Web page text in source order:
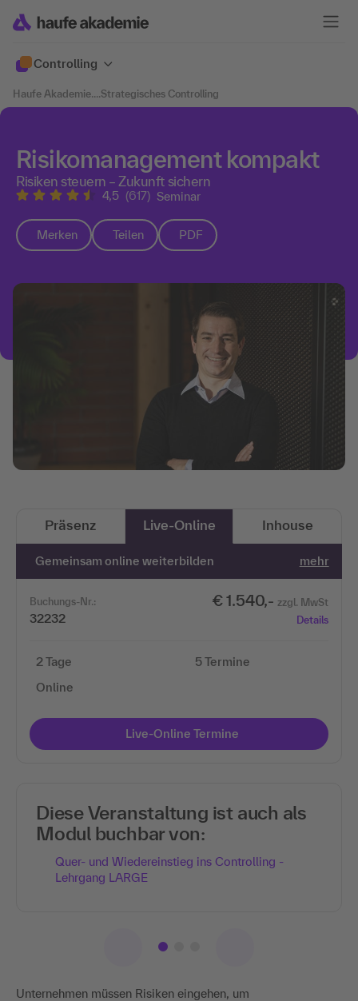
Controlling
Haufe Akademie....Strategisches Controlling
Risikomanagement kompakt
Risiken steuern – Zukunft sichern
4,5 (617) Seminar
Merken Teilen PDF
Unternehmen müssen Risiken eingehen, um
Präsenz Live-Online Inhouse
Gemeinsam online weiterbilden mehr
Buchungs-Nr.:
32232
€ 1.540,- zzgl. MwSt
Details
2 Tage
Online
5 Termine
Live-Online Termine
Diese Veranstaltung ist auch als
Modul buchbar von:
Quer- und Wiedereinstieg ins Controlling -
Lehrgang LARGE